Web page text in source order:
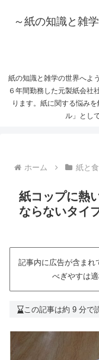
～紙の知識と雑
紙の知識と雑学の世界へよ
６年間勤務した元製紙会社
ります。紙に関する悩み
ル」とし
ホーム 紙と
紙コップに熱
ならないタイ
記事内に広告が含まれ
べぎやすは
この記事は約 9 分で